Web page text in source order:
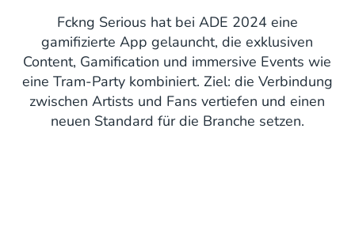
Fckng Serious hat bei ADE 2024 eine
gamifizierte App gelauncht, die exklusiven
Content, Gamification und immersive Events wie
eine Tram-Party kombiniert. Ziel: die Verbindung
zwischen Artists und Fans vertiefen und einen
neuen Standard für die Branche setzen.